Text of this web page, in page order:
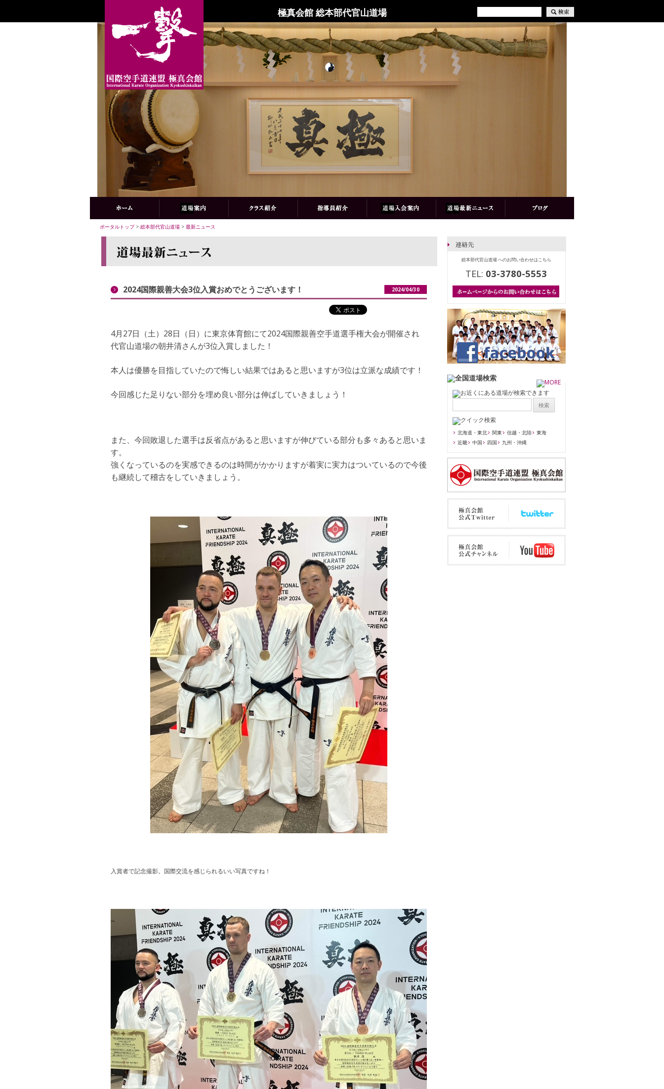
極真会館 総本部代官山道場
ポータルトップ> 総本部代官山道場 > 最新ニュース
2024国際親善大会3位入賞おめでとうございます！ 2024/04/30
4月27日（土）28日（日）に東京体育館にて2024国際親善空手道選手権大会が開催され
代官山道場の朝井清さんが3位入賞しました！
本人は優勝を目指していたので悔しい結果ではあると思いますが3位は立派な成績です！
今回感じた足りない部分を埋め良い部分は伸ばしていきましょう！
また、今回敗退した選手は反省点があると思いますが伸びている部分も多々あると思いま
す。
強くなっているのを実感できるのは時間がかかりますが着実に実力はついているので今後
も継続して稽古をしていきましょう。
入賞者で記念撮影。国際交流を感じられるいい写真ですね！
総本部代官山道場 へのお問い合わせはこちら
TEL: 03-3780-5553
北海道・東北 関東 信越・北陸
東海
近畿
中国 四国 九州・沖縄